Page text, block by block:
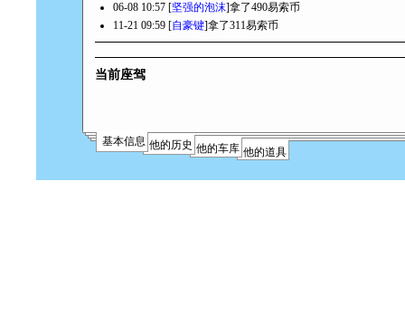
06-08 10:57 [坚强的泡沫]拿了490易索币
11-21 09:59 [自豪键]拿了311易索币
当前座驾
基本信息 他的历史 他的车库 他的道具